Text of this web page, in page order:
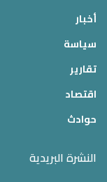
أخبار
سياسة
تقارير
اقتصاد
حوادث
النشرة البريدية